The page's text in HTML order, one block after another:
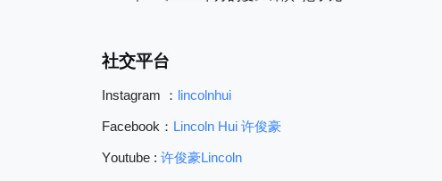
社交平台
Instagram ： lincolnhui
Facebook ： Lincoln Hui 许俊豪
Youtube : 许俊豪Lincoln